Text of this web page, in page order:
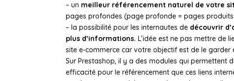
– un meilleur référencement naturel de votre
pages profondes (page profonde = pages
– la possibilité pour les internautes de découvrir
plus d’informations. L’idée est ne pas mettre de
site e-commerce car votre objectif est de le garder
Sur Prestashop, il y a des modules qui permettent
efficacité pour le référencement que ces liens